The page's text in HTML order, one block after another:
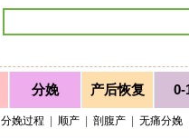
分娩 产后恢复 0-
分娩过程 顺产| 剖腹产| 无痛分娩